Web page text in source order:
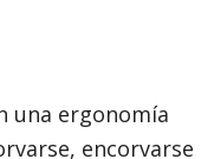
una ergonomía
encorvarse